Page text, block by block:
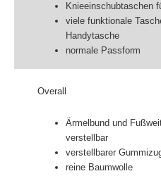
Knieeinschubtaschen
viele funktionale
Handytasche
normale Passform
Overall
Ärmelbund und
verstellbar
verstellbarer
reine Baumwolle